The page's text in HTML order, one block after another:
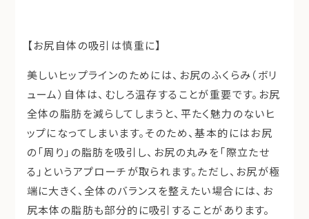
【お尻自体の吸引は慎重に】
美しいヒップラインのためには、お尻のふくらみ（ボリ
ューム）自体は、むしろ温存することが重要です。お尻
全体の脂肪を減らしてしまうと、平たく魅力のないヒ
ップになってしまいます。そのため、基本的にはお尻
の「周り」の脂肪を吸引し、お尻の丸みを「際立たせ
る」というアプローチが取られます。ただし、お尻が極
端に大きく、全体のバランスを整えたい場合には、お
尻本体の脂肪も部分的に吸引することがあります。